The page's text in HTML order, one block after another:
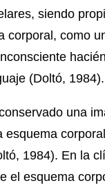
siendo
corporal, como
(Doltó, 1984).
una
1984). En la
el esquema